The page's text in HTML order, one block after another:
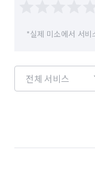
*실제 미소에서 서